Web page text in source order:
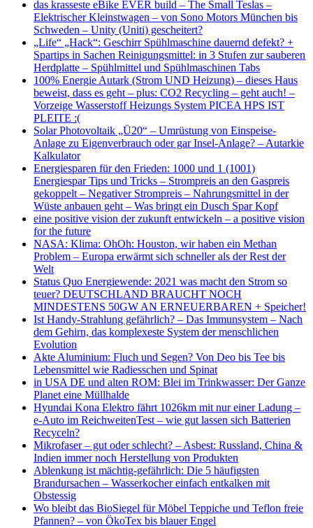
das krasseste eBike EVER build – The Small Teslas –
Elektrischer Kleinstwagen – von Sono Motors München bis
Schweden – Unity (Uniti) gescheitert?
„Life“ „Hack“: Geschirr Spühlmaschine dauernd defekt? +
Spartips in Sachen Reinigungsmittel: in 3 Stufen zur sauberen
Herdplatte – Spühlmittel und Spühlmaschinen Tabs
100% Energie Autark (Strom UND Heizung) – dieses Haus
beweist, dass es geht – plus: CO2 Recycling – geht auch! –
Vorzeige Wasserstoff Heizungs System PICEA HPS IST
PLEITE :(
Solar Photovoltaik „Ü20“ – Umrüstung von Einspeise-
Anlage zu Eigenverbrauch oder gar Insel-Anlage? – Autarkie
Kalkulator
Energiesparen für den Frieden: 1000 und 1 (1001)
Energiespar Tips und Tricks – Strompreis an den Gaspreis
gekoppelt – Negativer Strompreis – Nahrungsmittel in der
Wüste anbauen geht – Was bringt ein Dusch Spar Kopf
eine positive vision der zukunft entwickeln – a positive vision
for the future
NASA: Klima: OhOh: Houston, wir haben ein Methan
Problem – Europa erwärmt sich schneller als der Rest der
Welt
Status Quo Energiewende: 2021 was macht den Strom so
teuer? DEUTSCHLAND BRAUCHT NOCH
MINDESTENS 50GW AN ERNEUERBAREN + Speicher!
Ist Handy-Strahlung gefährlich? – Das Immunsystem – Nach
dem Gehirn, das komplexeste System der menschlichen
Evolution
Akte Aluminium: Fluch und Segen? Von Deo bis Tee bis
Lebensmittel wie Radiesschen und Spinat
in USA DE und alten ROM: Blei im Trinkwasser: Der Ganze
Planet eine Müllhalde
Hyundai Kona Elektro fährt 1026km mit nur einer Ladung –
e-Auto im ReichweitenTest – wie gut lassen sich Batterien
Recyceln?
Mikrofaser – gut oder schlecht? – Asbest: Russland, China &
Indien immer noch Herstellung von Produkten
Ablenkung ist mächtig-gefährlich: Die 5 häufigsten
Brandursachen – Wasserkocher einfach entkalken mit
Obstessig
Wo bleibt das BioSiegel für Möbel Teppiche und Teflon freie
Pfannen? – von ÖkoTex bis blauer Engel